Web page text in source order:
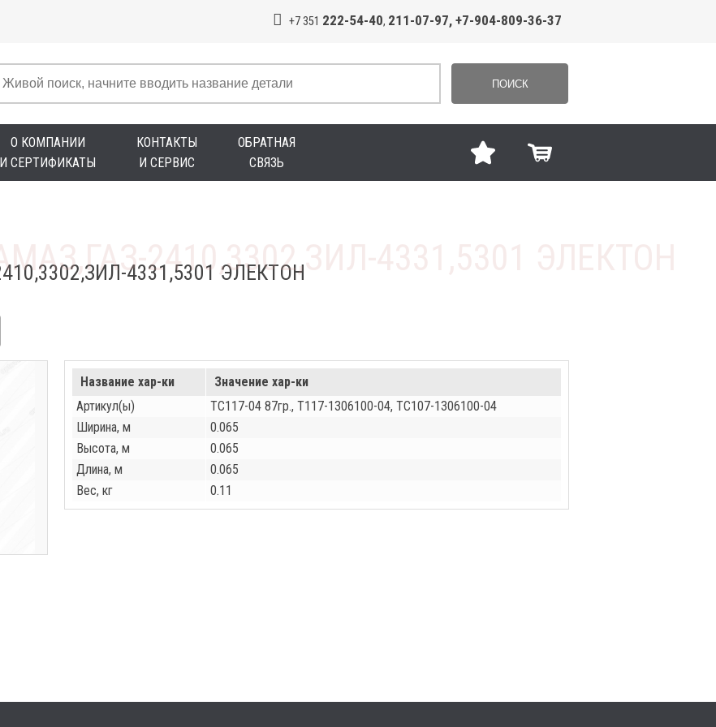
+7 351 222-54-40, 211-07-97, +7-904-809-36-37
ПОИСК
О КОМПАНИИ
И СЕРТИФИКАТЫ
КОНТАКТЫ
И СЕРВИС
ОБРАТНАЯ
СВЯЗЬ
4331,5301 ЭЛЕКТОН
Название хар-ки
Значение хар-ки
Артикул(ы)
ТС117-04 87гр., Т117-1306100-04, ТС107-1306100-04
Ширина, м
0.065
Высота, м
0.065
Длина, м
0.065
Вес, кг
0.11